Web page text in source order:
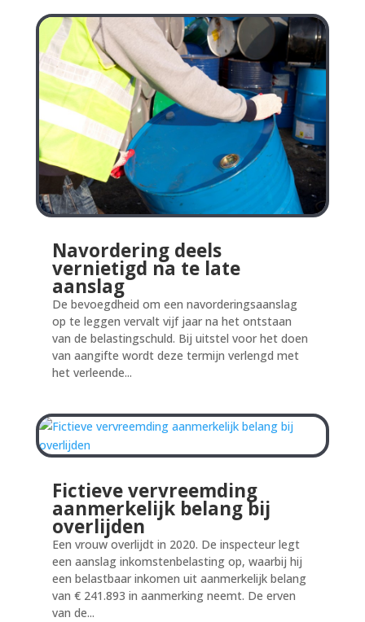
Navordering deels
vernietigd na te late
aanslag
De bevoegdheid om een navorderingsaanslag
op te leggen vervalt vijf jaar na het ontstaan
van de belastingschuld. Bij uitstel voor het doen
van aangifte wordt deze termijn verlengd met
het verleende...
Fictieve vervreemding
aanmerkelijk belang bij
overlijden
Een vrouw overlijdt in 2020. De inspecteur legt
een aanslag inkomstenbelasting op, waarbij hij
een belastbaar inkomen uit aanmerkelijk belang
van € 241.893 in aanmerking neemt. De erven
van de...